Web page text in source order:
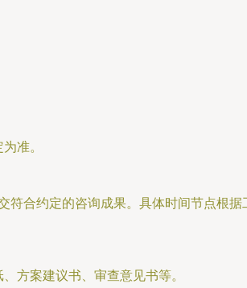
准。
符合约定的咨询成果。具体时间节点根据
方案建议书、审查意见书等。